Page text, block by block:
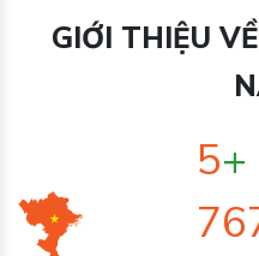
GIỚI THIỆU
7+